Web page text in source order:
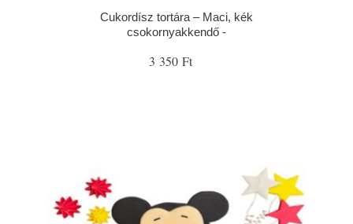
Cukordísz tortára – Maci, kék
csokornyakkendő -
3 350 Ft